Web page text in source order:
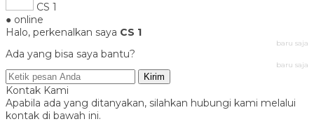
CS 1
● online
Halo, perkenalkan saya CS 1
baru saja
Ada yang bisa saya bantu?
baru saja
Kirim
Kontak Kami
Apabila ada yang ditanyakan, silahkan hubungi kami melalui
kontak di bawah ini.